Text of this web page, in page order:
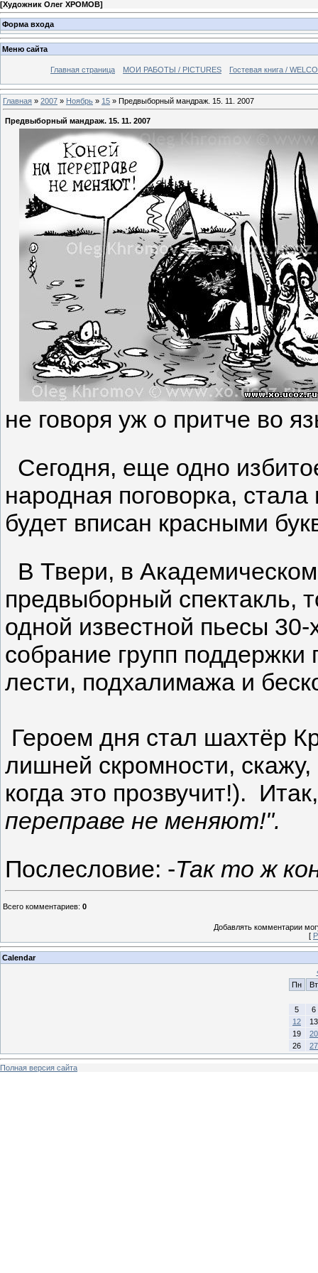
[Художник Олег ХРОМОВ]
Форма входа
Меню сайта
Главная страница МОИ РАБОТЫ / PICTURES Гостевая книга /
Главная » 2007 » Ноябрь » 15 » Предвыборный мандраж. 15. 11. 2007
Предвыборный мандраж. 15. 11. 2007
не говоря уж о притче во
Сегодня, еще одно
народная поговорка,
будет вписан красными
В Твери, в
предвыборный спектакль,
одной известной пьесы 30-
собрание групп
лести, подхалимажа и
Героем дня стал шахтёр
лишней скромности, скажу,
когда это прозвучит!).
переправе не меняют!".
Послесловие: -Так то ж
Всего комментариев: 0
Добавлять комментарии
[
Calendar
Пн
Вт
5
6
12
13
19
20
26
27
Полная версия сайта